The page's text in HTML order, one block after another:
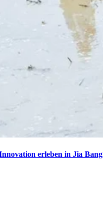
erleben in Jia Bang